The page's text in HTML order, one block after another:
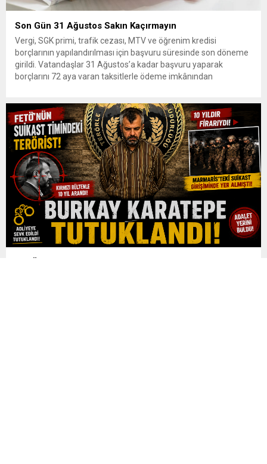
Son Gün 31 Ağustos Sakın Kaçırmayın
Vergi, SGK primi, trafik cezası, MTV ve öğrenim kredisi
borçlarının yapılandırılması için başvuru süresinde son döneme
girildi. Vatandaşlar 31 Ağustos’a kadar başvuru yaparak
borçlarını 72 aya varan taksitlerle ödeme imkânından
başvurular 31 Ağustos tarihinde sona eriyor. Hak sahiplerine 72
aya varan...